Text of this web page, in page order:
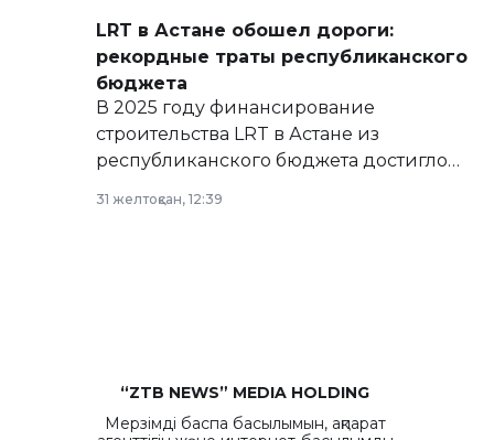
LRT в Астане обошел дороги:
рекордные траты республиканского
бюджета
В 2025 году финансирование
строительства LRT в Астане из
республиканского бюджета достигло
31 желтоқсан, 12:39
“ZTB NEWS” MEDIA HOLDING
Мерзімді баспа басылымын, ақпарат